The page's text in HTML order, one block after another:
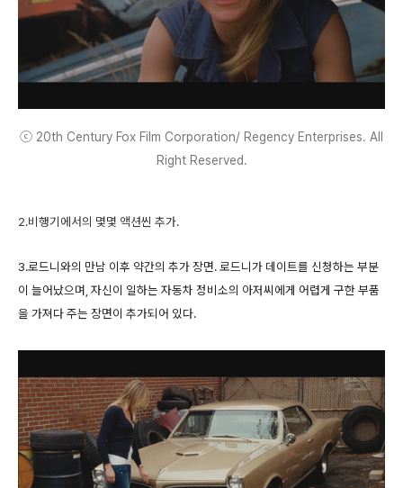
ⓒ 20th Century Fox Film Corporation/ Regency Enterprises. All
Right Reserved.
2.비행기에서의 몇몇 액션씬 추가.
3.로드니와의 만남 이후 약간의 추가 장면. 로드니가 데이트를 신청하는 부분
이 늘어났으며, 자신이 일하는 자동차 정비소의 아저씨에게 어렵게 구한 부품
을 가져다 주는 장면이 추가되어 있다.